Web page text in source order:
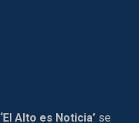
‘El Alto es Noticia’ se